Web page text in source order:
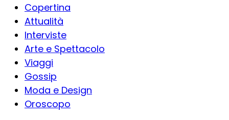
Copertina
Attualità
Interviste
Arte e Spettacolo
Viaggi
Gossip
Moda e Design
Oroscopo